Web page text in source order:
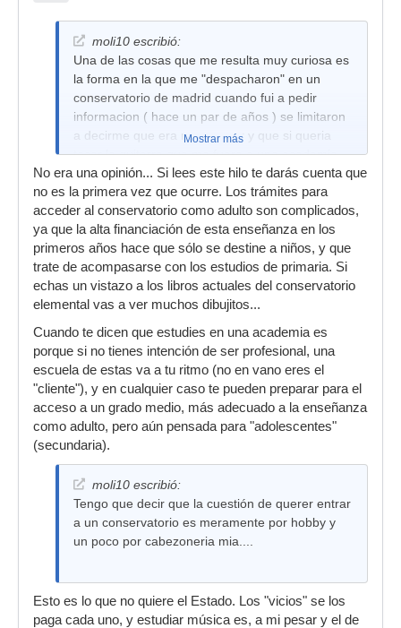
moli10 escribió:
Una de las cosas que me resulta muy curiosa es
la forma en la que me "despacharon" en un
conservatorio de madrid cuando fui a pedir
informacion ( hace un par de años ) se limitaron
a decirme que era muy mayor y que si queria
tocar la guitarra que me fuera a una academia...
En fin, no se lo tengo en cuenta...jejeje soy una
persona bastante pasota para este tipo de gente
( Entiendo que una persona que va a informarse
debe recibir esa informacion, no la opinion de la
secretaria, pero bueno..)
Mostrar más
No era una opinión... Si lees este hilo te darás cuenta que
no es la primera vez que ocurre. Los trámites para
acceder al conservatorio como adulto son complicados,
ya que la alta financiación de esta enseñanza en los
primeros años hace que sólo se destine a niños, y que
trate de acompasarse con los estudios de primaria. Si
echas un vistazo a los libros actuales del conservatorio
elemental vas a ver muchos dibujitos...
Cuando te dicen que estudies en una academia es
porque si no tienes intención de ser profesional, una
escuela de estas va a tu ritmo (no en vano eres el
"cliente"), y en cualquier caso te pueden preparar para el
acceso a un grado medio, más adecuado a la enseñanza
como adulto, pero aún pensada para "adolescentes"
(secundaria).
moli10 escribió:
Tengo que decir que la cuestión de querer entrar
a un conservatorio es meramente por hobby y
un poco por cabezoneria mia....
Esto es lo que no quiere el Estado. Los "vicios" se los
paga cada uno, y estudiar música es, a mi pesar y el de